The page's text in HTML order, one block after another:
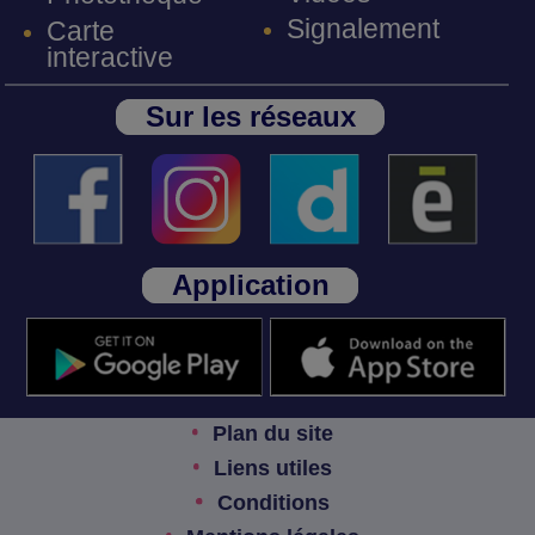
Carte
interactive
Signalement
Sur les réseaux
Application
Plan du site
Liens utiles
Conditions